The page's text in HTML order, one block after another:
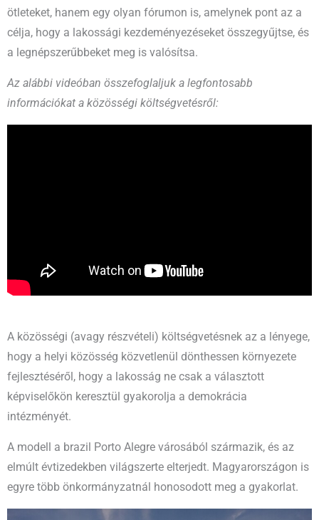
ötleteket, hanem egy olyan fórumon is, amelynek pont az a
célja, hogy a lakossági kezdeményezéseket összegyűjtse, és
a legnépszerűbbeket meg is valósítsa.
Az alábbi videóban összefoglaljuk a legfontosabb
információkat a közösségi költségvetésről:
A közösségi (avagy részvételi) költségvetésnek az a lényege,
hogy a helyi közösség közvetlenül dönthessen környezete
fejlesztéséről, hogy a lakosság ne csak a választott
képviselőkön keresztül gyakorolja a demokrácia
intézményét.
A modell a brazil Porto Alegre városából származik, és az
elmúlt évtizedekben világszerte elterjedt. Magyarországon is
egyre több önkormányzatnál honosodott meg a gyakorlat.